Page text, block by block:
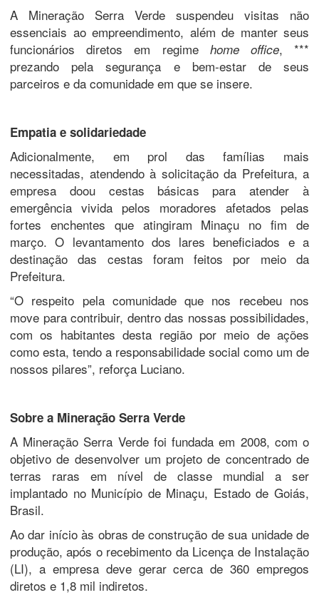
A Mineração Serra Verde suspendeu visitas não
essenciais ao empreendimento, além de manter seus
funcionários diretos em regime home office, ***
prezando pela segurança e bem-estar de seus
parceiros e da comunidade em que se insere.
Empatia e solidariedade
Adicionalmente, em prol das famílias mais
necessitadas, atendendo à solicitação da Prefeitura, a
empresa doou cestas básicas para atender à
emergência vivida pelos moradores afetados pelas
fortes enchentes que atingiram Minaçu no fim de
março. O levantamento dos lares beneficiados e a
destinação das cestas foram feitos por meio da
Prefeitura.
“O respeito pela comunidade que nos recebeu nos
move para contribuir, dentro das nossas possibilidades,
com os habitantes desta região por meio de ações
como esta, tendo a responsabilidade social como um de
nossos pilares”, reforça Luciano.
Sobre a Mineração Serra Verde
A Mineração Serra Verde foi fundada em 2008, com o
objetivo de desenvolver um projeto de concentrado de
terras raras em nível de classe mundial a ser
implantado no Município de Minaçu, Estado de Goiás,
Brasil.
Ao dar início às obras de construção de sua unidade de
produção, após o recebimento da Licença de Instalação
(LI), a empresa deve gerar cerca de 360 empregos
diretos e 1,8 mil indiretos.